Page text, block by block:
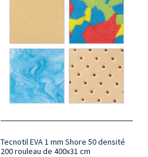
Tecnotil EVA 1 mm Shore 50 densité
200 rouleau de 400x31 cm